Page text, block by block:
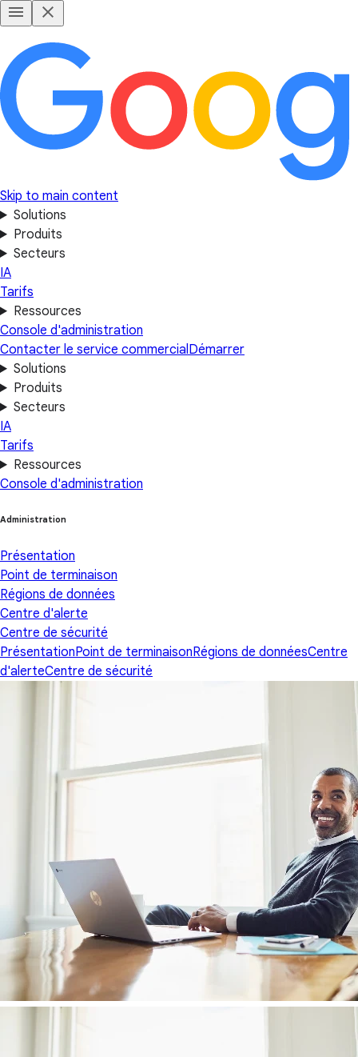
Skip to main content
Solutions
Produits
Secteurs
IA
Tarifs
Ressources
Console d'administration
Contacter le service commercialDémarrer
Solutions
Produits
Secteurs
IA
Tarifs
Ressources
Console d'administration
Administration
Présentation
Point de terminaison
Régions de données
Centre d'alerte
Centre de sécurité
PrésentationPoint de terminaisonRégions de donnéesCentre
d'alerteCentre de sécurité